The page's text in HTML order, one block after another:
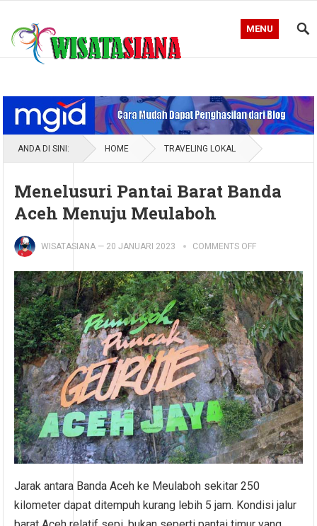
MENU
ANDA DI SINI: HOME TRAVELING LOKAL
Menelusuri Pantai Barat Banda
Aceh Menuju Meulaboh
WISATASIANA — 20 JANUARI 2023 COMMENTS OFF
Jarak antara Banda Aceh ke Meulaboh sekitar 250
kilometer dapat ditempuh kurang lebih 5 jam. Kondisi jalur